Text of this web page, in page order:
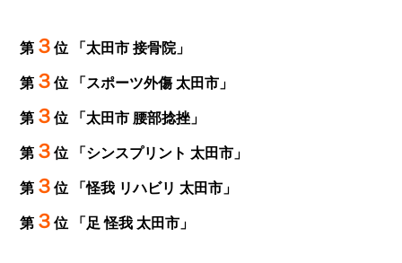
第 ３位 「太田市 接骨院」
第 ３位 「スポーツ外傷 太田市」
第 ３位 「太田市 腰部捻挫」
第 ３位 「シンスプリント 太田市」
第 ３位 「怪我 リハビリ 太田市」
第 ３位 「足 怪我 太田市」